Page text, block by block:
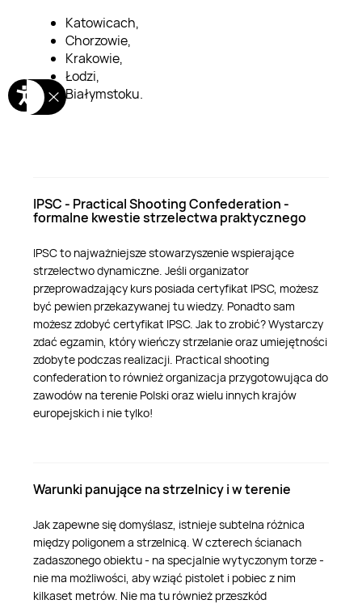
Katowicach,
Chorzowie,
Krakowie,
Łodzi,
Białymstoku.
IPSC - Practical Shooting Confederation -
formalne kwestie strzelectwa praktycznego
IPSC to najważniejsze stowarzyszenie wspierające
strzelectwo dynamiczne. Jeśli organizator
przeprowadzający kurs posiada certyfikat IPSC, możesz
być pewien przekazywanej tu wiedzy. Ponadto sam
możesz zdobyć certyfikat IPSC. Jak to zrobić? Wystarczy
zdać egzamin, który wieńczy strzelanie oraz umiejętności
zdobyte podczas realizacji. Practical shooting
confederation to również organizacja przygotowująca do
zawodów na terenie Polski oraz wielu innych krajów
europejskich i nie tylko!
Warunki panujące na strzelnicy i w terenie
Jak zapewne się domyślasz, istnieje subtelna różnica
między poligonem a strzelnicą. W czterech ścianach
zadaszonego obiektu - na specjalnie wytyczonym torze -
nie ma możliwości, aby wziąć pistolet i pobiec z nim
kilkaset metrów. Nie ma tu również przeszkód